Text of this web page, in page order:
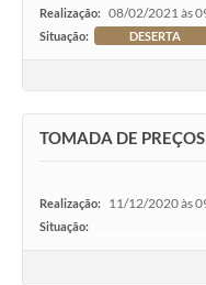
Realização: 08/02/2021 às
Situação: DESERTA
TOMADA DE
Realização: 11/12/2020 às
Situação: